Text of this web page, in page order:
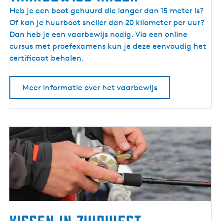
g
g
e
V
a
a
r
b
h
a
l
e
Heb je een boot gehuurd die langer dan 15 meter is?
Of kan je huurboot sneller dan 20 kilometer per uur?
Dan heb je een vaarbewijs nodig. Via een online
cursus met proefexamens kun je deze eenvoudig het
certificaat behalen.
Meer informatie over het vaarbewijs